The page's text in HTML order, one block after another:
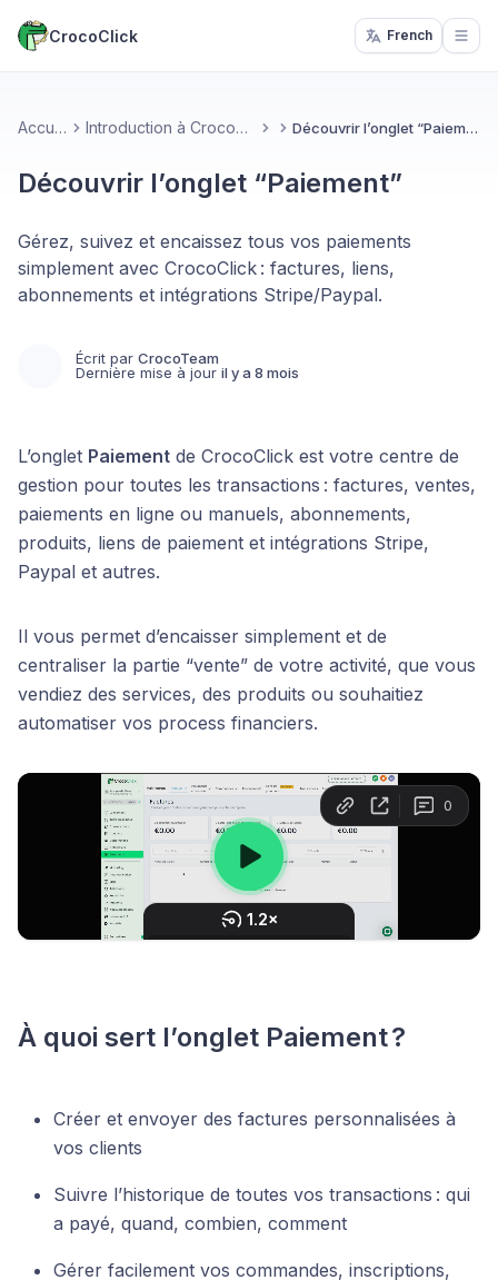
CrocoClick French
Accueil Introduction à CrocoClick Découvrir l’onglet “Paiement”
Découvrir l’onglet “Paiement”
Gérez, suivez et encaissez tous vos paiements
simplement avec CrocoClick : factures, liens,
abonnements et intégrations Stripe/Paypal.
Écrit par CrocoTeam
Dernière mise à jour il y a 8 mois
L’onglet Paiement de CrocoClick est votre centre de
gestion pour toutes les transactions : factures, ventes,
paiements en ligne ou manuels, abonnements,
produits, liens de paiement et intégrations Stripe,
Paypal et autres.
Il vous permet d’encaisser simplement et de
centraliser la partie “vente” de votre activité, que vous
vendiez des services, des produits ou souhaitiez
automatiser vos process financiers.
À quoi sert l’onglet Paiement ?
Créer et envoyer des factures personnalisées à
vos clients
Suivre l’historique de toutes vos transactions : qui
a payé, quand, combien, comment
Gérer facilement vos commandes, inscriptions,